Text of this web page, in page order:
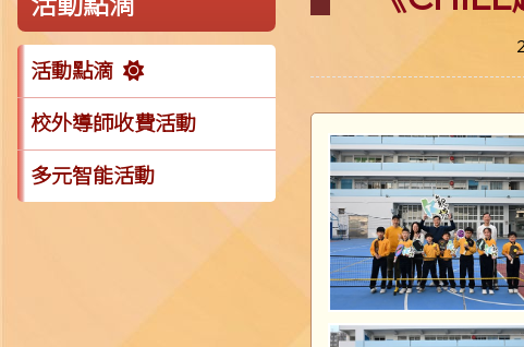
活動點滴
校外導師收費活動
多元智能活動